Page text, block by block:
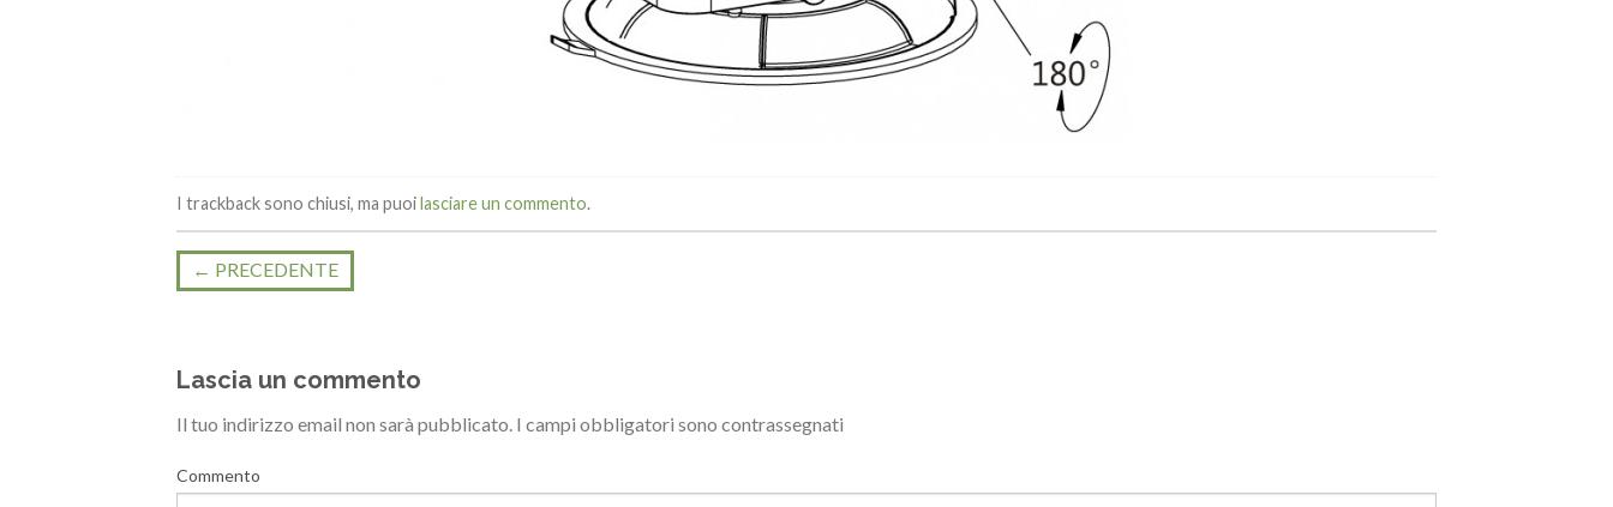
I trackback sono chiusi, ma puoilasciare un commento.
← PRECEDENTE
Lascia un commento
Il tuo indirizzo email non sarà pubblicato. I campi obbligatori sono contrassegnati
Commento